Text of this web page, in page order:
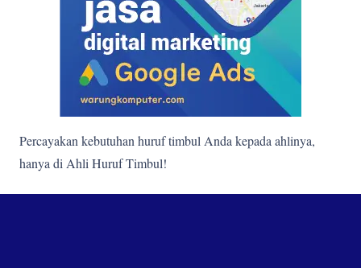
Percayakan kebutuhan huruf timbul Anda kepada ahlinya,
hanya di Ahli Huruf Timbul!